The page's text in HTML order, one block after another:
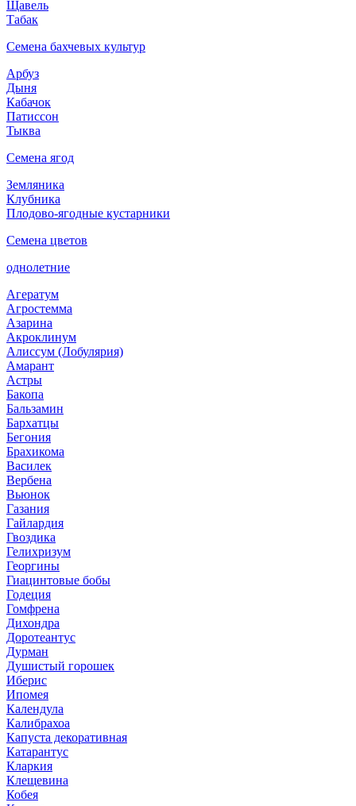
Щавель
Табак
Семена бахчевых культур
Арбуз
Дыня
Кабачок
Патиссон
Тыква
Семена ягод
Земляника
Клубника
Плодово-ягодные кустарники
Семена цветов
однолетние
Агератум
Агростемма
Азарина
Акроклинум
Алиссум (Лобулярия)
Амарант
Астры
Бакопа
Бальзамин
Бархатцы
Бегония
Брахикома
Василек
Вербена
Вьюнок
Газания
Гайлардия
Гвоздика
Гелихризум
Георгины
Гиацинтовые бобы
Годеция
Гомфрена
Дихондра
Доротеантус
Дурман
Душистый горошек
Иберис
Ипомея
Календула
Калибрахоа
Капуста декоративная
Катарантус
Кларкия
Клещевина
Кобея